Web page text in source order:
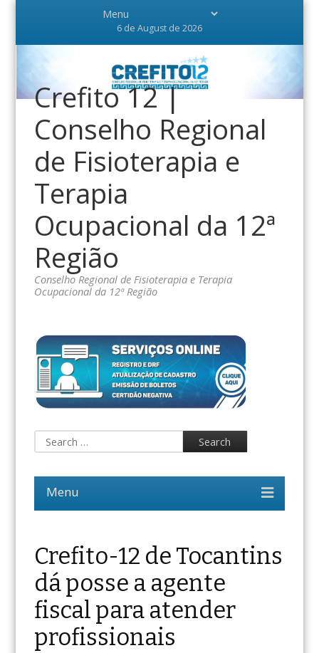
6 de August de 2026
Crefito 12 |
Conselho Regional
de Fisioterapia e
Terapia
Ocupacional da 12ª
Região
Conselho Regional de Fisioterapia e Terapia
Ocupacional da 12ª Região
Crefito-12 de Tocantins
dá posse a agente
fiscal para atender
profissionais